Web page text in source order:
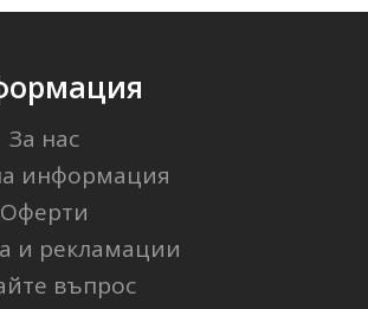
За нас
информация
Оферти
и рекламации
въпрос